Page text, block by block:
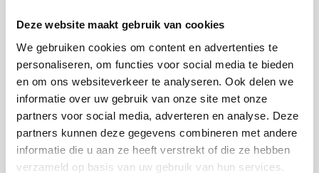
Deze website maakt gebruik van cookies
We gebruiken cookies om content en advertenties te
personaliseren, om functies voor social media te bieden
en om ons websiteverkeer te analyseren. Ook delen we
informatie over uw gebruik van onze site met onze
partners voor social media, adverteren en analyse. Deze
partners kunnen deze gegevens combineren met andere
informatie die u aan ze heeft verstrekt of die ze hebben
verzameld op basis van uw gebruik van hun services.